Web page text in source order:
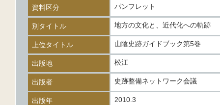
資料区分 パンフレット
別タイトル 地方の文化と、近代化への軌跡
上位タイトル 山陰史跡ガイドブック第5巻
出版地 松江
出版者 史跡整備ネットワーク会議
出版年 2010.3